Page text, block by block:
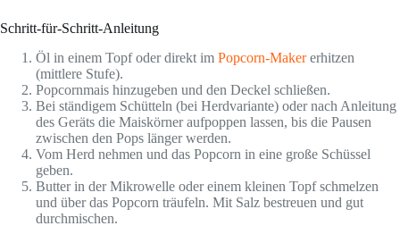
Schritt-für-Schritt-Anleitung
Öl in einem Topf oder direkt im Popcorn-Makererhitzen
(mittlere Stufe).
Popcornmais hinzugeben und den Deckel schließen.
Bei ständigem Schütteln (bei Herdvariante) oder nach Anleitung
des Geräts die Maiskörner aufpoppen lassen, bis die Pausen
zwischen den Pops länger werden.
Vom Herd nehmen und das Popcorn in eine große Schüssel
geben.
Butter in der Mikrowelle oder einem kleinen Topf schmelzen
und über das Popcorn träufeln. Mit Salz bestreuen und gut
durchmischen.